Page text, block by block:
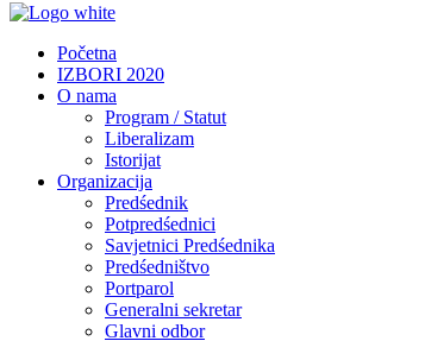
Početna
IZBORI 2020
O nama
Program / Statut
Liberalizam
Istorijat
Organizacija
Predśednik
Potpredśednici
Savjetnici Predśednika
Predśedništvo
Portparol
Generalni sekretar
Glavni odbor